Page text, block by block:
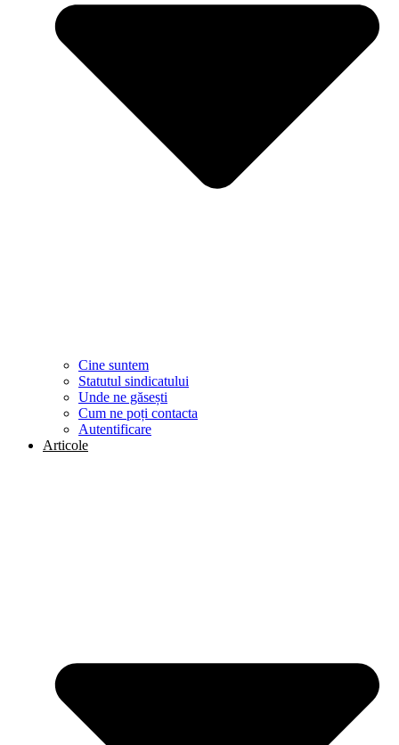
Cine suntem
Statutul sindicatului
Unde ne găsești
Cum ne poți contacta
Autentificare
Articole